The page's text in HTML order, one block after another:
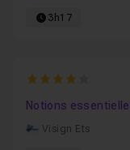
3h17
4
Notions
Visign Ets